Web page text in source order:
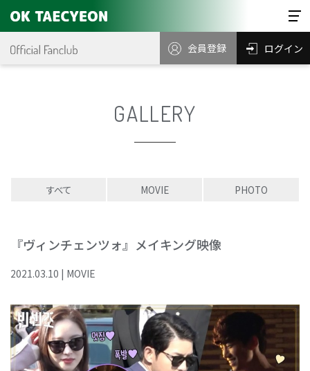
会員登録 ログイン
GALLERY
すべて MOVIE PHOTO
『ヴィンチェンツォ』メイキング映像
2021.03.10 | MOVIE